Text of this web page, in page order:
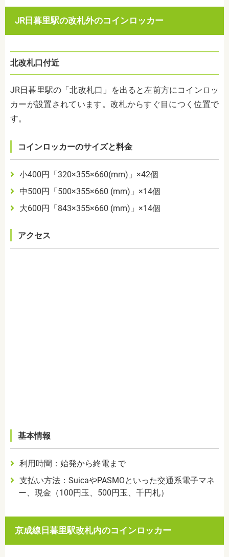
JR日暮里駅の改札外のコインロッカー
北改札口付近
JR日暮里駅の「北改札口」を出ると左前方にコインロッ
カーが設置されています。改札からすぐ目につく位置で
す。
コインロッカーのサイズと料金
小400円「 320×355×660(mm) 」×42個
中500円「 500×355×660 (mm) 」×14個
大600円「 843×355×660 (mm) 」×14個
アクセス
基本情報
利用時間：始発から終電まで
支払い方法： SuicaやPASMOといった交通系電子マネ
ー、現金（100円玉、 500円玉、千円札）
京成線日暮里駅改札内のコインロッカー